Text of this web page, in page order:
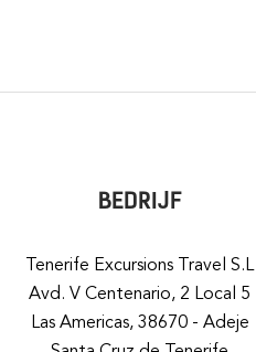
BEDRIJF
Tenerife Excursions Travel S.L
Avd. V Centenario, 2 Local 5
Las Americas, 38670 - Adeje